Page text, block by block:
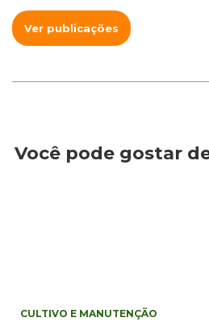
Ver publicações
Você pode gostar
CULTIVO E MANUTENÇÃO